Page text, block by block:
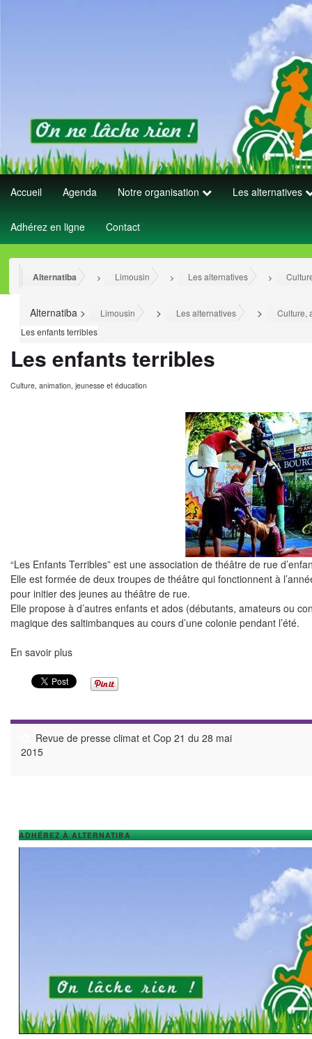
Accueil Agenda Notre organisation Les alternatives
Adhérez en ligne Contact
Alternatiba > Limousin > Les alternatives >
Alternatiba > Limousin > Les alternatives >
Culture,
Les enfants terribles
Les enfants terribles
Culture, animation, jeunesse et éducation
“Les Enfants Terribles” est une association de théâtre de rue
Elle est formée de deux troupes de théâtre qui fonctionnent à
pour initier des jeunes au théâtre de rue.
Elle propose à d’autres enfants et ados (débutants, amateurs ou
magique des saltimbanques au cours d’une colonie pendant l’été.
En savoir plus
Revue de presse climat et Cop 21 du 28 mai
2015
ADHÉREZ À ALTERNATIBA